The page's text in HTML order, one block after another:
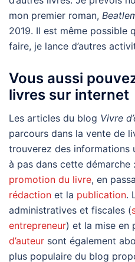
mon premier roman,
2019. Il est même possible
faire, je lance d’autres
Vous aussi
livres sur internet
Les articles du blog Vivre
parcours dans la vente de
trouverez des informations
à pas dans cette démarche
promotion du livre, en
rédaction et la publication.
administratives et fiscales (
entrepreneur) et la mise en
d’auteur sont également
plus populaire du blog